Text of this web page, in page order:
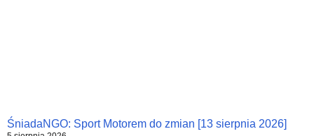
ŚniadaNGO: Sport Motorem do zmian [13 sierpnia 2026]